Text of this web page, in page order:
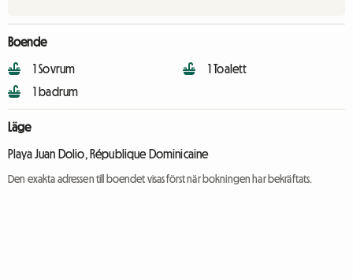
Boende
1 Sovrum
1 badrum
1 Toalett
Läge
Playa Juan Dolio, République Dominicaine
Den exakta adressen till boendet visas först när bokningen har bekräftats.